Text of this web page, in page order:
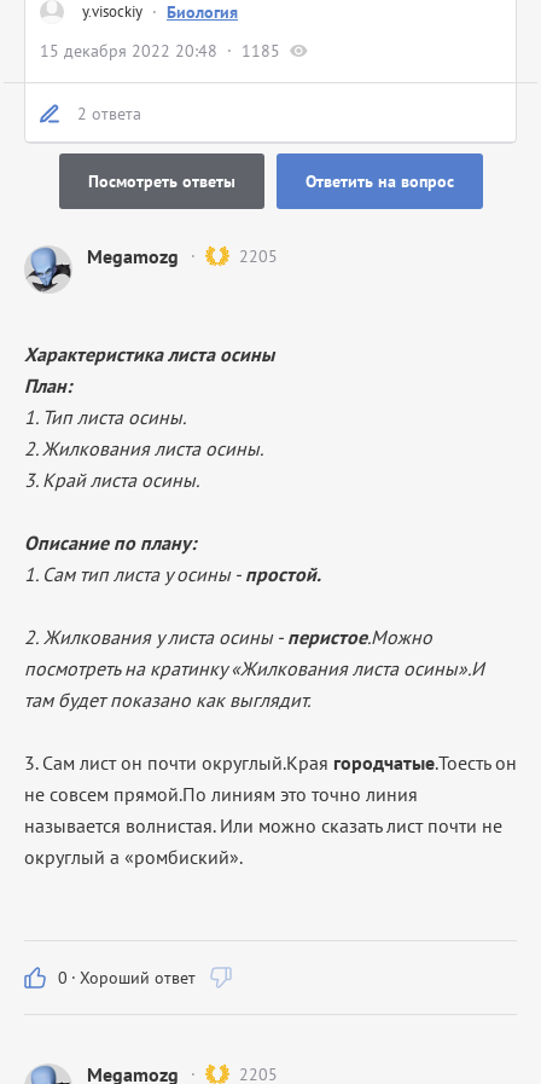
y.visockiy · Биология
15 декабря 2022 20:48
1185
2 ответа
Посмотреть ответы Ответить на вопрос
Megamozg 2205
Характеристика листа осины
План:
1. Тип листа осины.
2. Жилкования листа осины.
3. Край листа осины.
Описание по плану:
1. Сам тип листа у осины - простой.
2. Жилкования у листа осины - перистое.Можно
посмотреть на кратинку «Жилкования листа осины».И
там будет показано как выглядит.
3. Сам лист он почти округлый.Края городчатые.Тоесть он
не совсем прямой.По линиям это точно линия
называется волнистая. Или можно сказать лист почти не
округлый а «ромбиский».
0 · Хороший ответ
Megamozg 2205